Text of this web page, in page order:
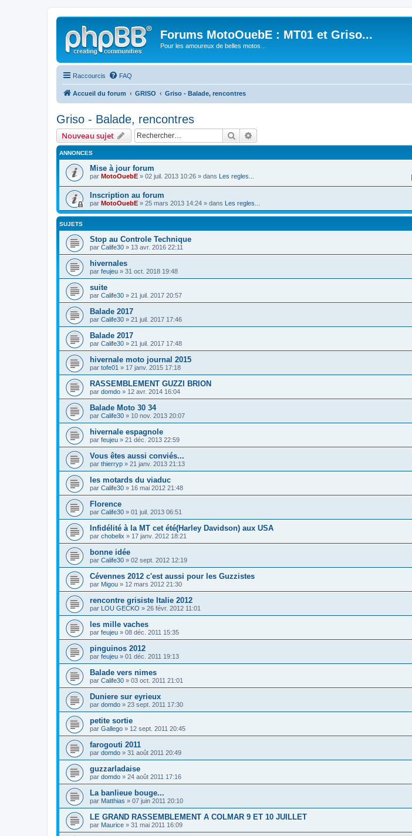
Forums MotoOuebE : MT01 et Griso...
Pour les amoureux de belles motos...
Raccourcis FAQ
Accueil du forum GRISO Griso - Balade, rencontres
Griso - Balade, rencontres
Nouveau sujet Rechercher
ANNONCES
Mise à jour forum
par MotoOuebE » 02 juil. 2013 10:26 » dans Les regles...
Inscription au forum
par MotoOuebE » 25 mars 2013 14:24 » dans Les regles...
SUJETS
Stop au Controle Technique
par Calife30 » 13 avr. 2016 22:11
hivernales
par feujeu » 31 oct. 2018 19:48
suite
par Calife30 » 21 juil. 2017 20:57
Balade 2017
par Calife30 » 21 juil. 2017 17:46
Balade 2017
par Calife30 » 21 juil. 2017 17:48
hivernale moto journal 2015
par tofe01 » 17 janv. 2015 17:18
RASSEMBLEMENT GUZZI BRION
par domdo » 12 avr. 2014 16:04
Balade Moto 30 34
par Calife30 » 10 nov. 2013 20:07
hivernale espagnole
par feujeu » 21 déc. 2013 22:59
Vous êtes aussi conviés...
par thierryp » 21 janv. 2013 21:13
les motards du viaduc
par Calife30 » 16 mai 2012 21:48
Florence
par Calife30 » 01 juil. 2013 06:51
Infidélité à la MT cet été(Harley Davidson) aux USA
par chobelix » 17 janv. 2012 18:21
bonne idée
par Calife30 » 02 sept. 2012 12:19
Cévennes 2012 c'est aussi pour les Guzzistes
par Migou » 12 mars 2012 21:30
rencontre grisiste Italie 2012
par LOU GECKO » 26 févr. 2012 11:01
les mille vaches
par feujeu » 08 déc. 2011 15:35
pinguinos 2012
par feujeu » 01 déc. 2011 19:13
Balade vers nimes
par Calife30 » 03 oct. 2011 21:01
Duniere sur eyrieux
par domdo » 23 sept. 2011 17:30
petite sortie
par Gallego » 12 sept. 2011 20:45
farogouti 2011
par domdo » 31 août 2011 20:49
guzzarladaise
par domdo » 24 août 2011 17:16
La banlieue bouge...
par Matthias » 07 juin 2011 20:10
LE GRAND RASSEMBLEMENT A COLMAR 9 ET 10 JUILLET
par Maurice » 31 mai 2011 16:09